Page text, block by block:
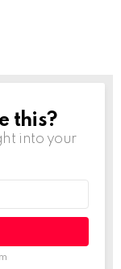
this?
into your